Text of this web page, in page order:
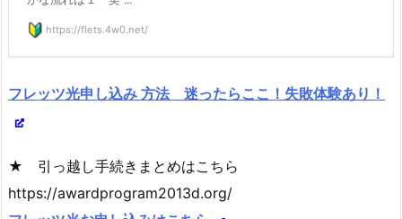
https://flets.4w0.net/
フレッツ光申し込み 方法 迷ったらここ！失敗体験あり！
★ 引っ越し手続きまとめはこちら
https://awardprogram2013d.org/